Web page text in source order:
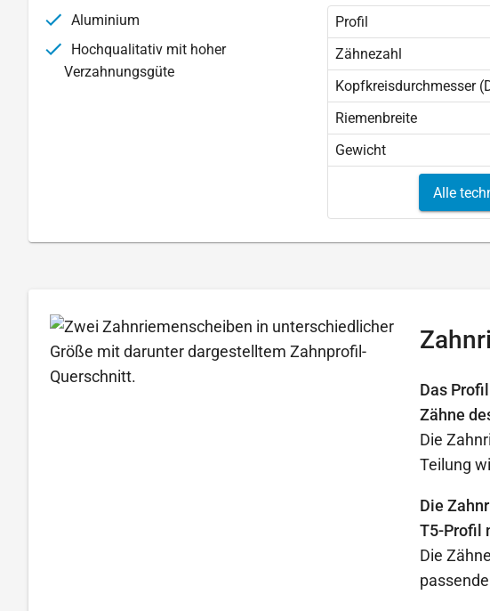
Aluminium
Hochqualitativ mit hoher
Verzahnungsgüte
Profil
Zähnezahl
Kopfkreisdurchmesser
Riemenbreite
Gewicht
Alle
Das
Zähne
Die
Teilung
Die
T5-Profil
Die